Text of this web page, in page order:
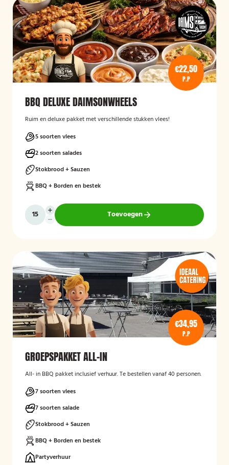
€22,50
P.P
BBQ DELUXE DAIMSONWHEELS
Ruim en deluxe pakket met verschillende stukken vlees!
5 soorten vlees
2 soorten salades
Stokbrood + Sauzen
BBQ + Borden en bestek
Toevoegen
€34,95
P.P
GROEPSPAKKET ALL-IN
All- in BBQ pakket inclusief verhuur. Te bestellen vanaf 40 personen.
7 soorten vlees
7 soorten salade
Stokbrood + Sauzen
BBQ + Borden en bestek
Partyverhuur